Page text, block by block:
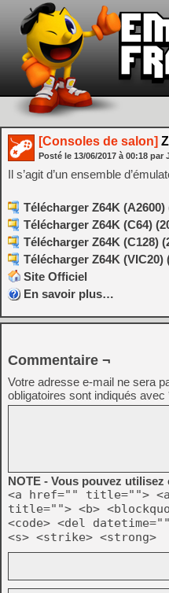
[Consoles de salon]
Posté le 13/06/2017 à 00:18 par
Il s’agit d’un ensemble
Télécharger Z64K (A2600)
Télécharger Z64K (C64)
Télécharger Z64K (C128)
Télécharger Z64K (VIC20)
Site Officiel
En savoir plus…
Commentaire ¬
Votre adresse e-mail ne sera
obligatoires sont indiqués avec
NOTE - Vous pouvez
<a href="" title="">
title=""> <b>
<code> <del
<s> <strike> <strong>